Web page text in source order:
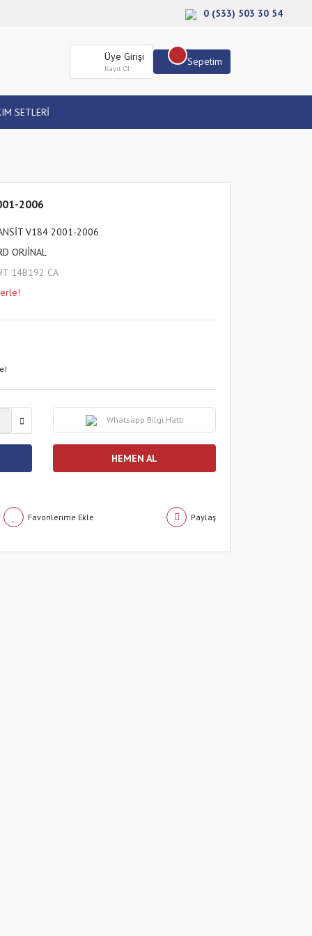
0 (533) 503 30 54
Üye Girişi
Kayıt Ol
Sepetim
SETLERİ
2006
V184 2001-2006
ORJİNAL
14B192 CA
Whatsapp Bilgi Hattı
HEMEN AL
Paylaş